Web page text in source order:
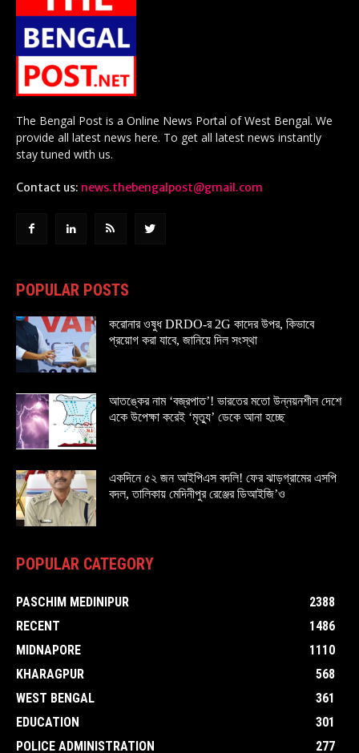
The Bengal Post is a Online News Portal of West Bengal. We
provide all latest news here. To get all latest news instantly
stay tuned with us.
Contact us: news.thebengalpost@gmail.com
POPULAR POSTS
করোনার ওষুধ DRDO-র 2G কাদের উপর, কিভাবে
প্রয়োগ করা যাবে, জানিয়ে দিল সংস্থা
আতঙ্কের নাম ‘বজ্রপাত’! ভারতের মতো উন্নয়নশীল দেশে
একে উপেক্ষা করেই ‘মৃত্যু’ ডেকে আনা হচ্ছে
একদিনে ৫২ জন আইপিএস বদলি! ফের ঝাড়গ্রামের এসপি
বদল, তালিকায় মেদিনীপুর রেঞ্জের ডিআইজি’ও
POPULAR CATEGORY
PASCHIM MEDINIPUR
2388
RECENT
1486
MIDNAPORE
1110
KHARAGPUR
568
WEST BENGAL
361
EDUCATION
301
POLICE ADMINISTRATION
277